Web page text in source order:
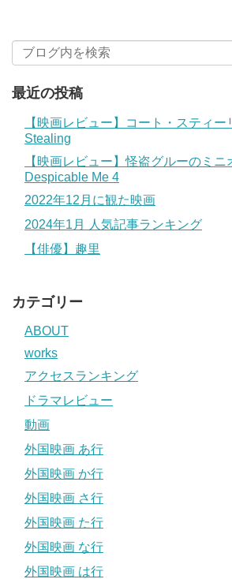
最近の投稿
【映画レビュー】コート・スティ
Stealing
【映画レビュー】怪盗グルーのミニ
Despicable Me 4
2022年12月に観た映画
2024年1月 人気記事ランキング
【俳優】趣里
カテゴリー
ABOUT
works
アクセスランキング
ドラマレビュー
動画
外国映画 あ行
外国映画 か行
外国映画 さ行
外国映画 た行
外国映画 な行
外国映画 は行